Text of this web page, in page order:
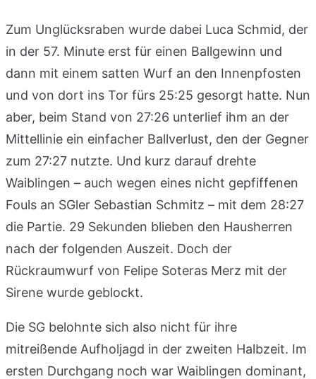
Zum Unglücksraben wurde dabei Luca Schmid, der
in der 57. Minute erst für einen Ballgewinn und
dann mit einem satten Wurf an den Innenpfosten
und von dort ins Tor fürs 25:25 gesorgt hatte. Nun
aber, beim Stand von 27:26 unterlief ihm an der
Mittellinie ein einfacher Ballverlust, den der Gegner
zum 27:27 nutzte. Und kurz darauf drehte
Waiblingen – auch wegen eines nicht gepfiffenen
Fouls an SGler Sebastian Schmitz – mit dem 28:27
die Partie. 29 Sekunden blieben den Hausherren
nach der folgenden Auszeit. Doch der
Rückraumwurf von Felipe Soteras Merz mit der
Sirene wurde geblockt.
Die SG belohnte sich also nicht für ihre
mitreißende Aufholjagd in der zweiten Halbzeit. Im
ersten Durchgang noch war Waiblingen dominant,